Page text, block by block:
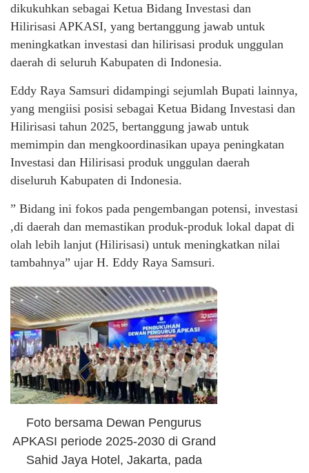
dikukuhkan sebagai Ketua Bidang Investasi dan
Hilirisasi APKASI, yang bertanggung jawab untuk
meningkatkan investasi dan hilirisasi produk unggulan
daerah di seluruh Kabupaten di Indonesia.
Eddy Raya Samsuri didampingi sejumlah Bupati lainnya,
yang mengiisi posisi sebagai Ketua Bidang Investasi dan
Hilirisasi tahun 2025, bertanggung jawab untuk
memimpin dan mengkoordinasikan upaya peningkatan
Investasi dan Hilirisasi produk unggulan daerah
diseluruh Kabupaten di Indonesia.
” Bidang ini fokos pada pengembangan potensi, investasi
,di daerah dan memastikan produk-produk lokal dapat di
olah lebih lanjut (Hilirisasi) untuk meningkatkan nilai
tambahnya” ujar H. Eddy Raya Samsuri.
Foto bersama Dewan Pengurus
APKASI periode 2025-2030 di Grand
Sahid Jaya Hotel, Jakarta, pada